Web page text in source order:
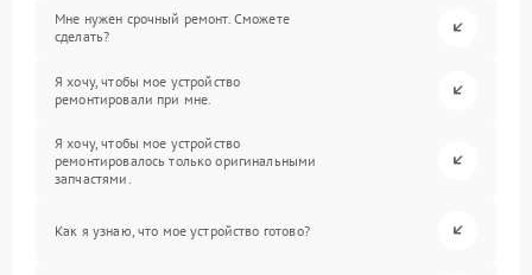
Мне нужен срочный ремонт. Сможете
сделать?
Я хочу, чтобы мое устройство
ремонтировали при мне.
Я хочу, чтобы мое устройство
ремонтировалось только оригинальными
запчастями.
Как я узнаю, что мое устройство готово?